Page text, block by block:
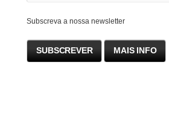
Subscreva a nossa newsletter